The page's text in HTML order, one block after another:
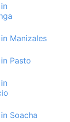
Manizales
Pasto
Soacha